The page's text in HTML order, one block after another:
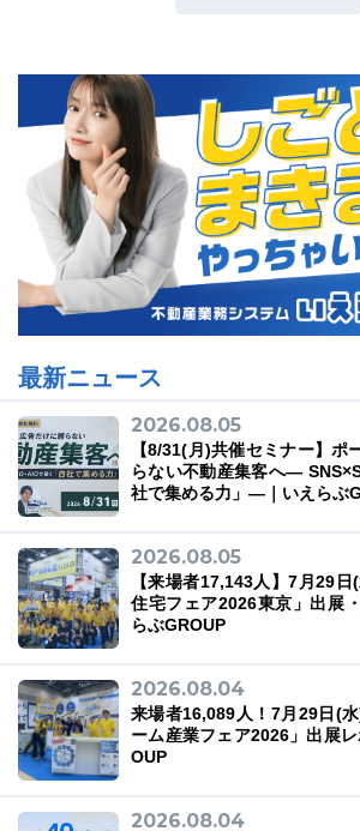
最新ニュース
2026.08.05
【8/31(月)共催セミナー】ポ
らない不動産集客へ―
社で集める力」―｜いえらぶ
2026.08.05
【来場者17,143人】7月29
住宅フェア2026東京」出展
らぶGROUP
2026.08.04
来場者16,089人！7月29日(
ーム産業フェア2026」出展
OUP
2026.08.04